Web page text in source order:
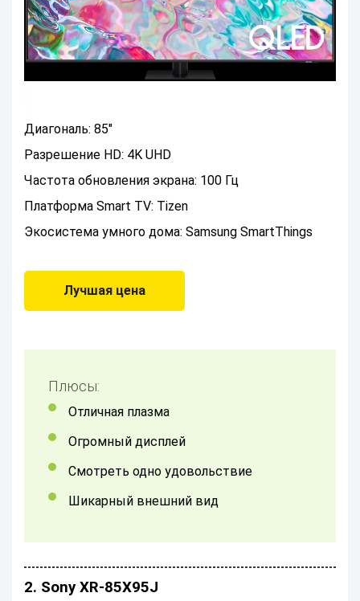
Диагональ: 85"
Разрешение HD: 4K UHD
Частота обновления экрана: 100 Гц
Платформа Smart TV: Tizen
Экосистема умного дома: Samsung SmartThings
Лучшая цена
Плюсы:
отличная плазма
огромный дисплей
смотреть одно удовольствие
Шикарный внешний вид
2. Sony XR-85X95J